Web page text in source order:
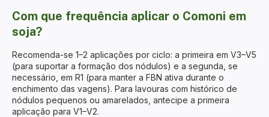
Com que frequência aplicar o Comoni em
soja?
Recomenda-se 1–2 aplicações por ciclo: a primeira em V3–V5
(para suportar a formação dos nódulos) e a segunda, se
necessário, em R1 (para manter a FBN ativa durante o
enchimento das vagens). Para lavouras com histórico de
nódulos pequenos ou amarelados, antecipe a primeira
aplicação para V1–V2.